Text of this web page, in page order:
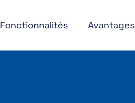
Fonctionnalités Avantages